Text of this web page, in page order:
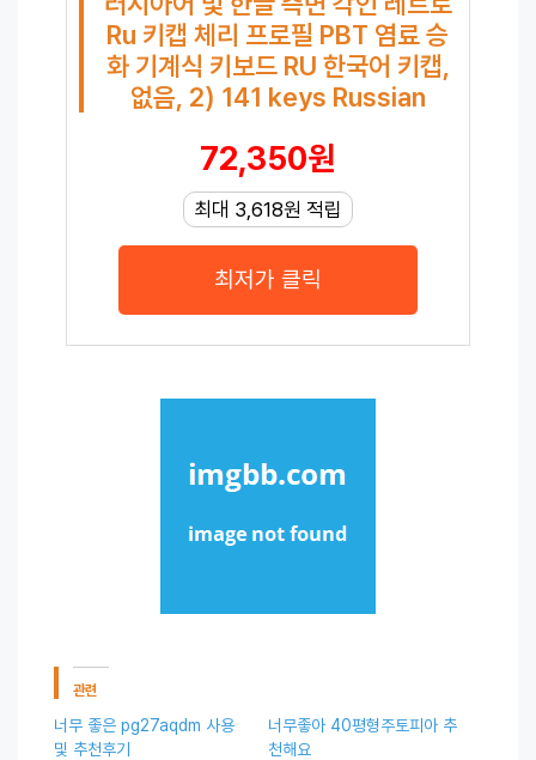
Ru 키캡 체리 프로필 PBT 염료 승
화 기계식 키보드 RU 한국어 키캡,
없음, 2) 141 keys Russian
72,350원
최대 3,618원 적립
최저가 클릭
관련
너무 좋은 pg27aqdm 사용
및 추천후기
너무좋아 40평형주토피아 추
천해요